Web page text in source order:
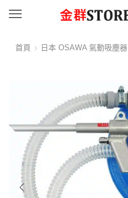
Menu
首頁 日本 OSAWA 氣動吸塵器